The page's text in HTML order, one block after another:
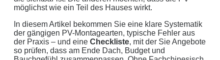
ergibt ein Autarkiegrad von0 %
Detailliertere Berechnungen liefert unser
Wirtschaftlichkeitsrechner.
möglichst wie ein Teil des Hauses wirkt.
In diesem Artikel bekommen Sie eine klare Systematik
der gängigen PV-Montagearten, typische Fehler aus
der Praxis – und eine Checkliste, mit der Sie Angebote
so prüfen, dass am Ende Dach, Budget und